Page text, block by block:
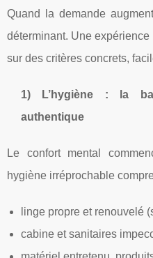
Quand la demande
déterminant. Une
sur des critères concrets,
1) L’hygiène : la
authentique
Le confort mental
hygiène irréprochable
linge propre et renouvelé
cabine et sanitaires